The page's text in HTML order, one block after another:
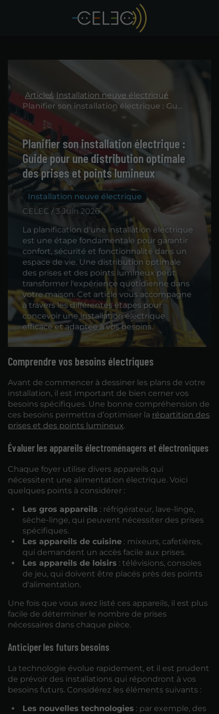
Articles Installation neuve électrique
Planifier son installation électrique : Guide pour une distribution optimale des prises et points lumineux
Planifier son installation électrique :
Guide pour une distribution optimale
des prises et points lumineux
Installation neuve électrique
CELEC / 3 Juin 2026
La planification d'une installation électrique
est une étape fondamentale pour garantir
confort, sécurité et fonctionnalité dans un
espace de vie. Une distribution optimale
des prises et des points lumineux peut
transformer l'expérience quotidienne dans
votre maison. Cet article vous accompagne
à travers les différentes étapes pour
concevoir une installation électrique
efficace et adaptée à vos besoins.
Comprendre vos besoins électriques
Avant de commencer à dessiner les plans de votre
installation, il est important de bien cerner vos
besoins spécifiques. Une bonne compréhension de
ces besoins permettra d’optimiser la répartition des
prises et des points lumineux.
Évaluer les appareils électroménagers et électroniques
Chaque foyer utilise divers appareils qui
nécessitent une alimentation électrique. Voici
quelques points à considérer :
Les gros appareils : réfrigérateur, lave-linge,
sèche-linge, qui peuvent nécessiter des prises
spécifiques.
Les appareils de cuisine: mixeurs, cafetières,
qui demandent un accès facile aux prises.
Les appareils de loisirs : télévisions, consoles
de jeu, qui doivent être placés près des points
d'alimentation.
Une fois que vous avez listé ces appareils, il est plus
facile de déterminer le nombre de prises
nécessaires dans chaque pièce.
Anticiper les futurs besoins
La technologie évolue rapidement, et il est prudent
de prévoir des installations qui répondront à vos
besoins futurs. Considérez les éléments suivants :
Les nouvelles technologies : par exemple, des